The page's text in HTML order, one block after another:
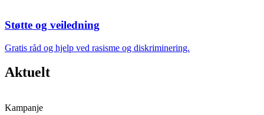
Støtte og veiledning
Gratis råd og hjelp ved rasisme og diskriminering.
Aktuelt
Kampanje